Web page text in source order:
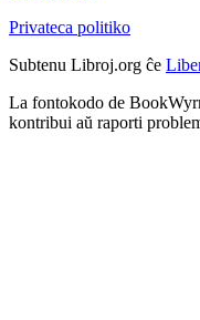
Privateca politiko
Subtenu Libroj.org ĉe
La fontokodo de
kontribui aŭ raporti